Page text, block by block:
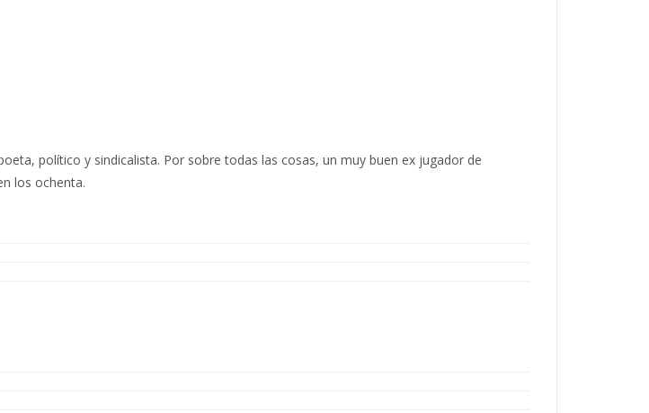
político y sindicalista. Por sobre todas las cosas, un muy buen ex jugador de
los ochenta.